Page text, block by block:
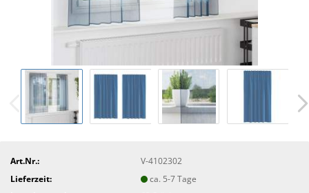
Art.Nr.:
V-4102302
Lieferzeit:
ca. 5-7 Tage